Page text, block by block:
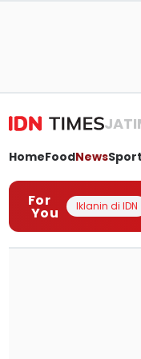
HomeFoodNewsSport
For
You Iklanin di IDN